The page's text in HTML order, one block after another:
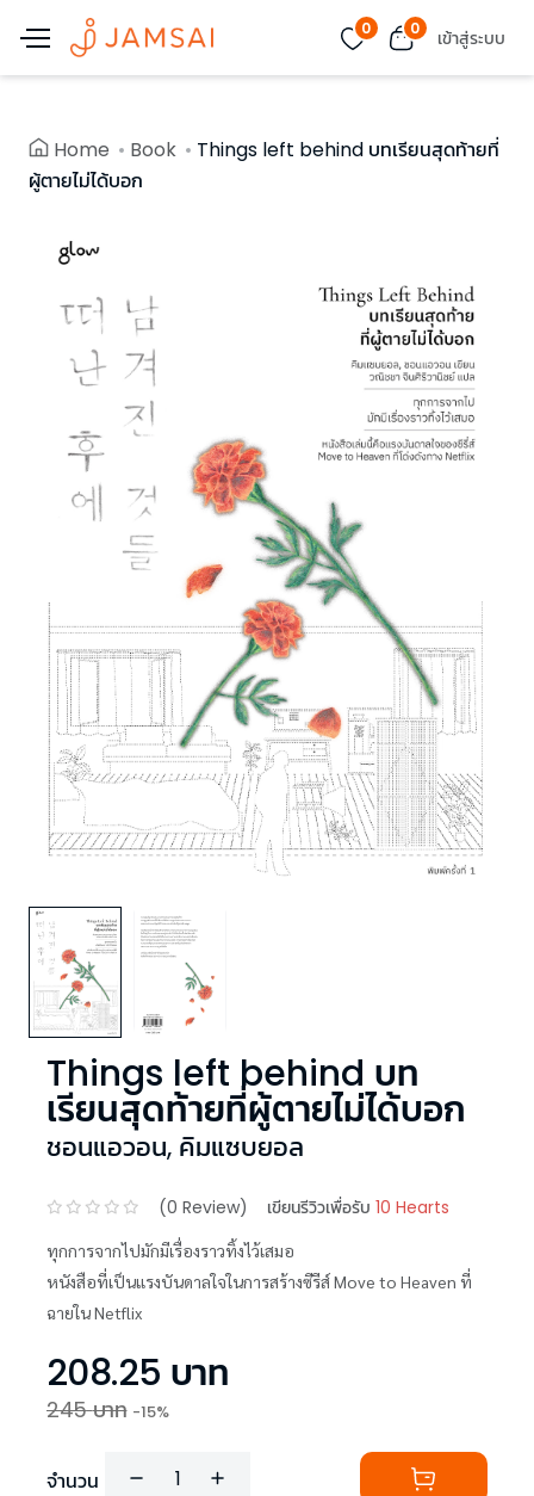
0 0 เข้าสู่ระบบ
Home Book
Things left behind บทเรียนสุดท้ายที่
ผู้ตายไม่ได้บอก
Things left behind บท
เรียนสุดท้ายที่ผู้ตายไม่ได้บอก
ชอนแอวอน, คิมแซบยอล
(0 Review) เขียนรีวิวเพื่อรับ 10 Hearts
ทุกการจากไปมักมีเรื่องราวทิ้งไว้เสมอ
หนังสือที่เป็นแรงบันดาลใจในการสร้างซีรีส์ Move to Heaven ที่
ฉายใน Netflix
208.25 บาท
245บาท -15%
จำนวน